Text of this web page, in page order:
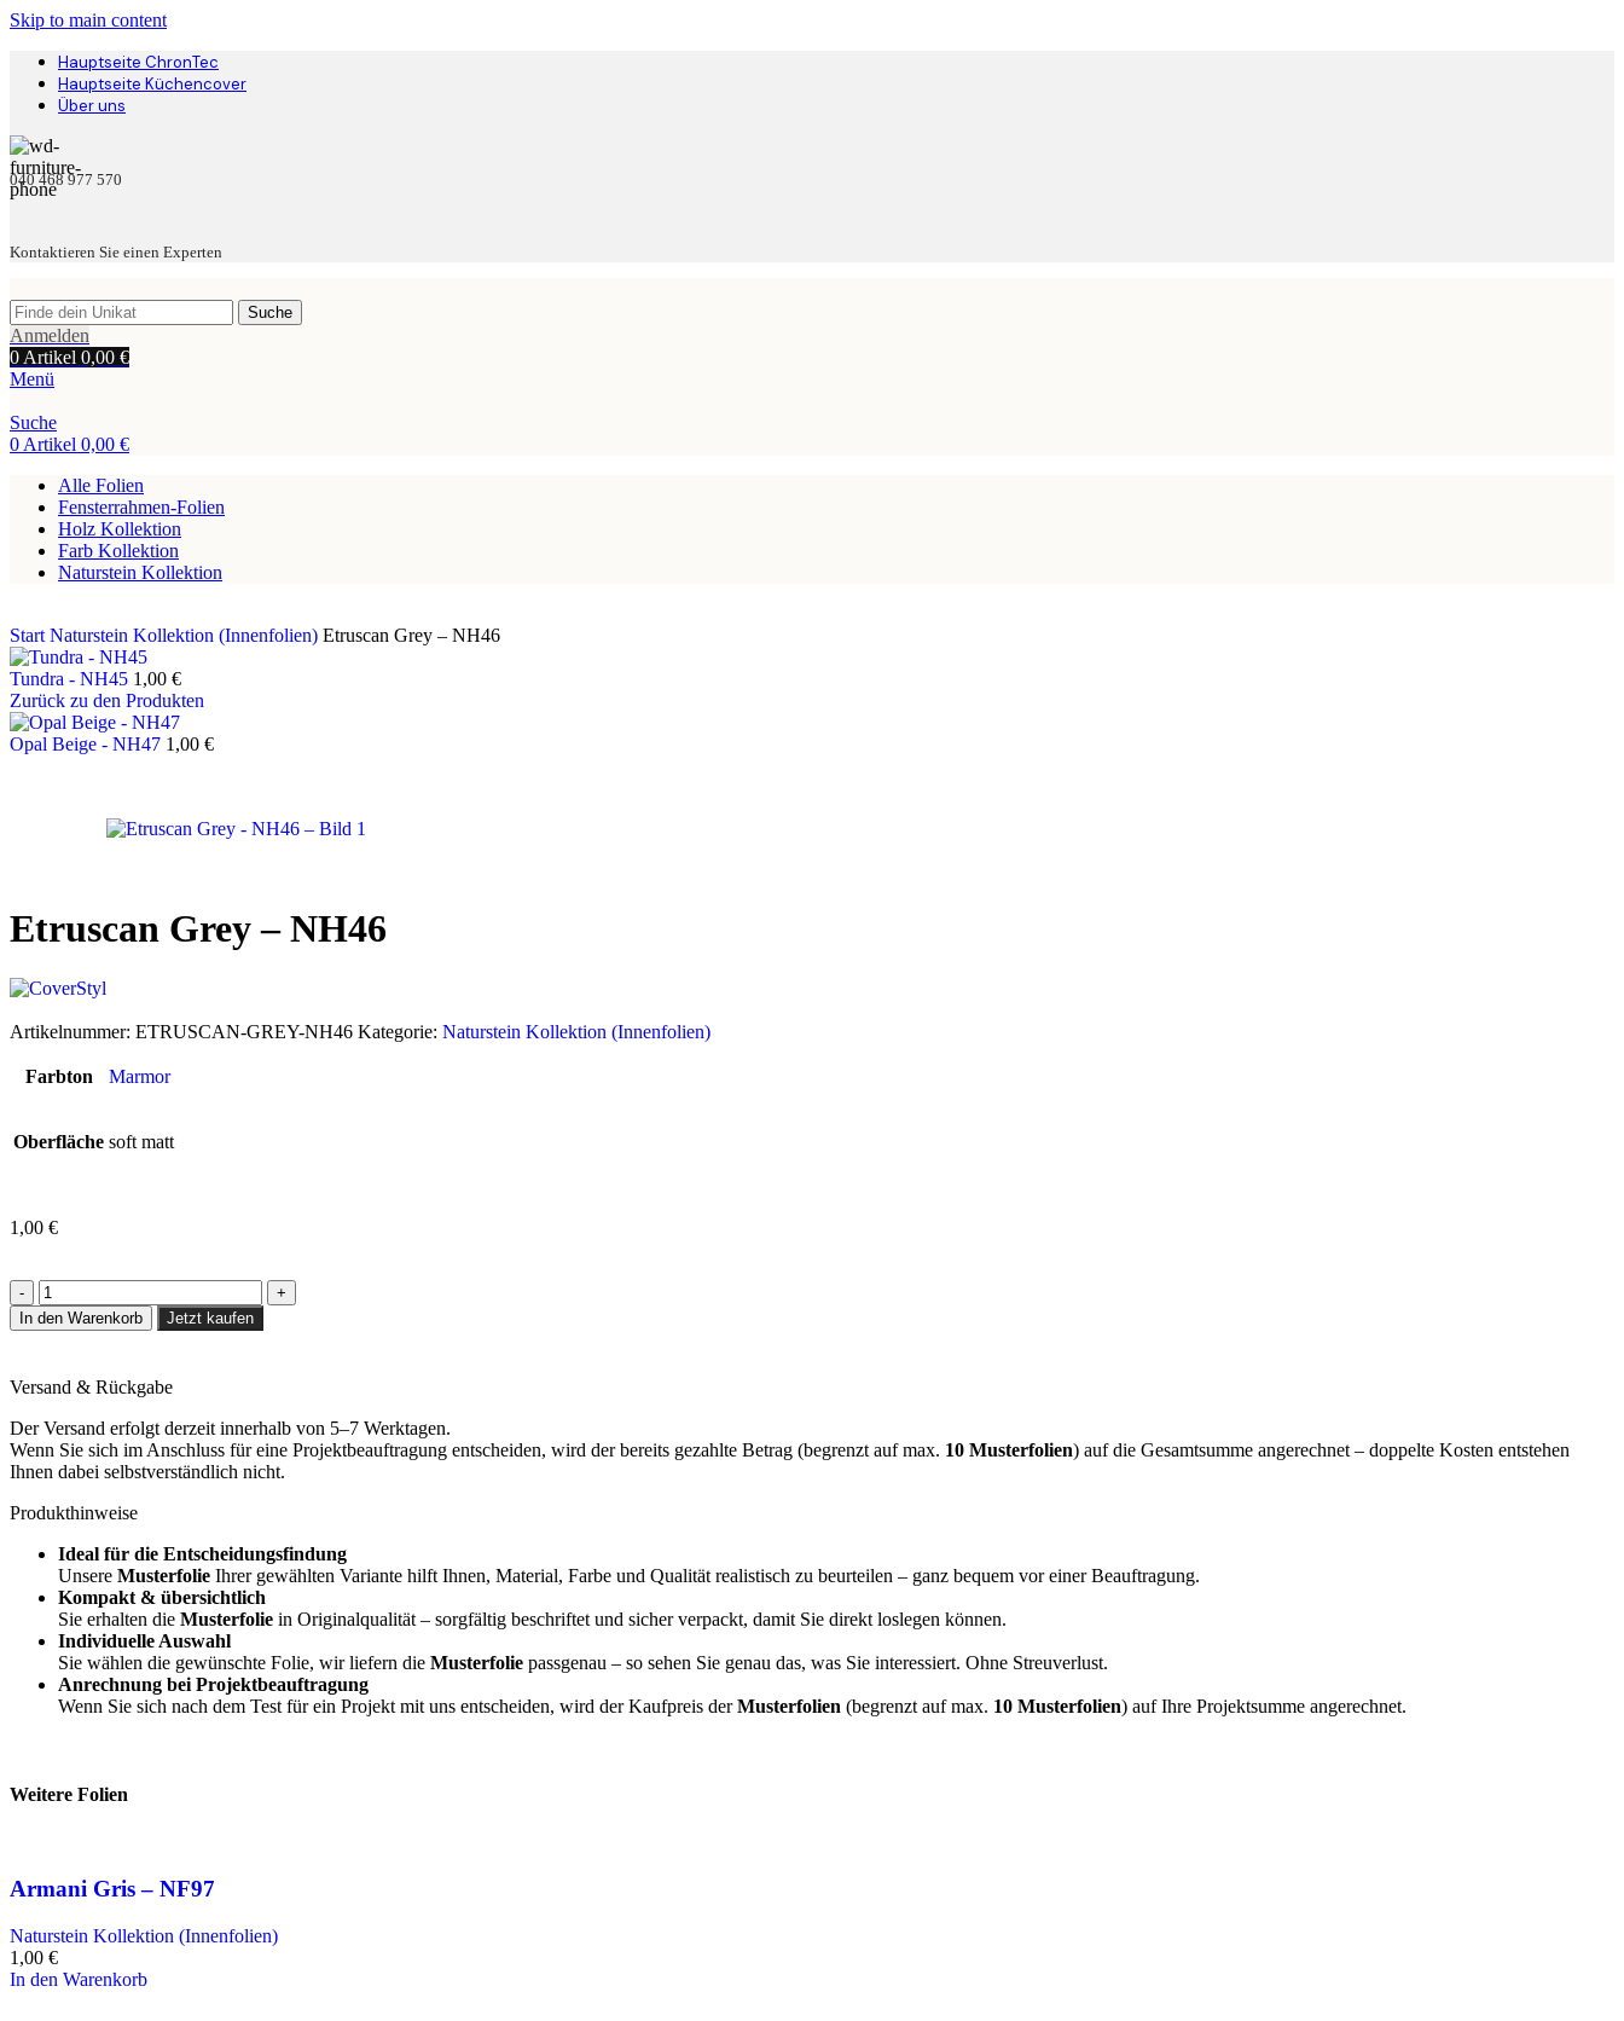
Skip to main content
Hauptseite ChronTec
Hauptseite Küchencover
Über uns
040 468 977 570
Kontaktieren Sie einen Experten
Suche
Anmelden
0 Artikel 0,00 €
Menü
Suche
0 Artikel 0,00 €
Alle Folien
Fensterrahmen-Folien
Holz Kollektion
Farb Kollektion
Naturstein Kollektion
Start Naturstein Kollektion (Innenfolien) Etruscan Grey – NH46
Tundra - NH45 1,00 €
Zurück zu den Produkten
Opal Beige - NH47 1,00 €
Etruscan Grey – NH46
Artikelnummer: ETRUSCAN-GREY-NH46 Kategorie: Naturstein Kollektion (Innenfolien)
Farbton Marmor
Oberfläche soft matt
1,00 €
In den Warenkorb Jetzt kaufen
Versand & Rückgabe
Der Versand erfolgt derzeit innerhalb von 5–7 Werktagen.
Wenn Sie sich im Anschluss für eine Projektbeauftragung entscheiden, wird der bereits gezahlte Betrag (begrenzt auf max. 10 Musterfolien) auf die Gesamtsumme angerechnet – doppelte Kosten entstehen
Ihnen dabei selbstverständlich nicht.
Produkthinweise
Ideal für die Entscheidungsfindung
Unsere Musterfolie Ihrer gewählten Variante hilft Ihnen, Material, Farbe und Qualität realistisch zu beurteilen – ganz bequem vor einer Beauftragung.
Kompakt & übersichtlich
Sie erhalten die Musterfolie in Originalqualität – sorgfältig beschriftet und sicher verpackt, damit Sie direkt loslegen können.
Individuelle Auswahl
Sie wählen die gewünschte Folie, wir liefern die Musterfolie passgenau – so sehen Sie genau das, was Sie interessiert. Ohne Streuverlust.
Anrechnung bei Projektbeauftragung
Wenn Sie sich nach dem Test für ein Projekt mit uns entscheiden, wird der Kaufpreis derMusterfolien (begrenzt auf max. 10 Musterfolien) auf Ihre Projektsumme angerechnet.
Weitere Folien
Armani Gris – NF97
Naturstein Kollektion (Innenfolien)
1,00 €
In den Warenkorb